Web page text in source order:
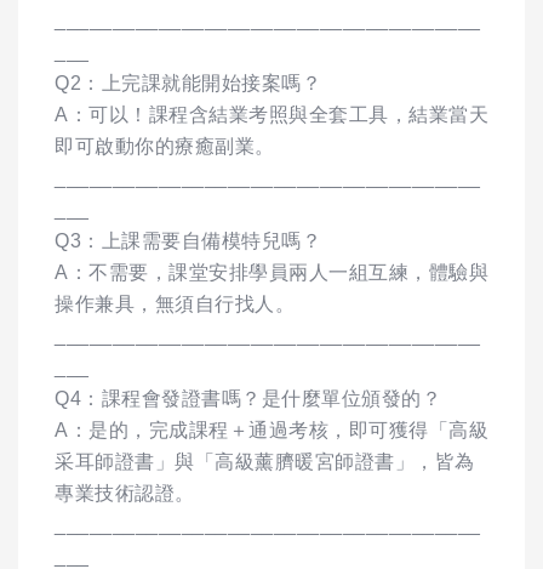
Q2：上完課就能開始接案嗎？
A：可以！課程含結業考照與全套工具，結業當天
即可啟動你的療癒副業。
Q3：上課需要自備模特兒嗎？
A：不需要，課堂安排學員兩人一組互練，體驗與
操作兼具，無須自行找人。
Q4：課程會發證書嗎？是什麼單位頒發的？
A：是的，完成課程＋通過考核，即可獲得「高級
采耳師證書」與「高級薰臍暖宮師證書」，皆為
專業技術認證。